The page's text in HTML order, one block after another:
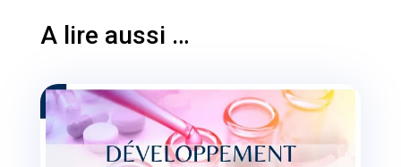
A lire aussi …